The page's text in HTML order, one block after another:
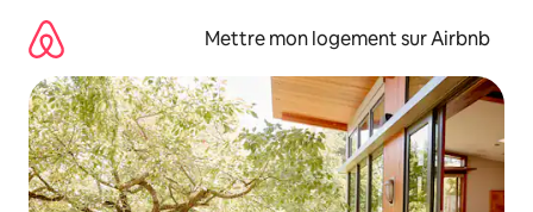
directement
contenu
Mettre mon logement sur Airbnb